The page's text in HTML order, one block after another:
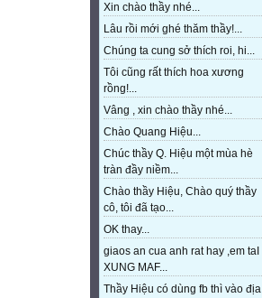
Xin chào thầy nhé...
Lâu rồi mới ghé thăm thầy!...
Chúng ta cung sở thích roi, hi...
Tôi cũng rất thích hoa xương
rồng!...
Vâng , xin chào thầy nhé...
Chào Quang Hiệu...
Chúc thầy Q. Hiệu một mùa hè
tràn đầy niềm...
Chào thầy Hiệu, Chào quý thầy
cô, tôi đã tạo...
OK thay...
giaos an cua anh rat hay ,em taI
XUNG MAF...
Thầy Hiệu có dùng fb thì vào địa